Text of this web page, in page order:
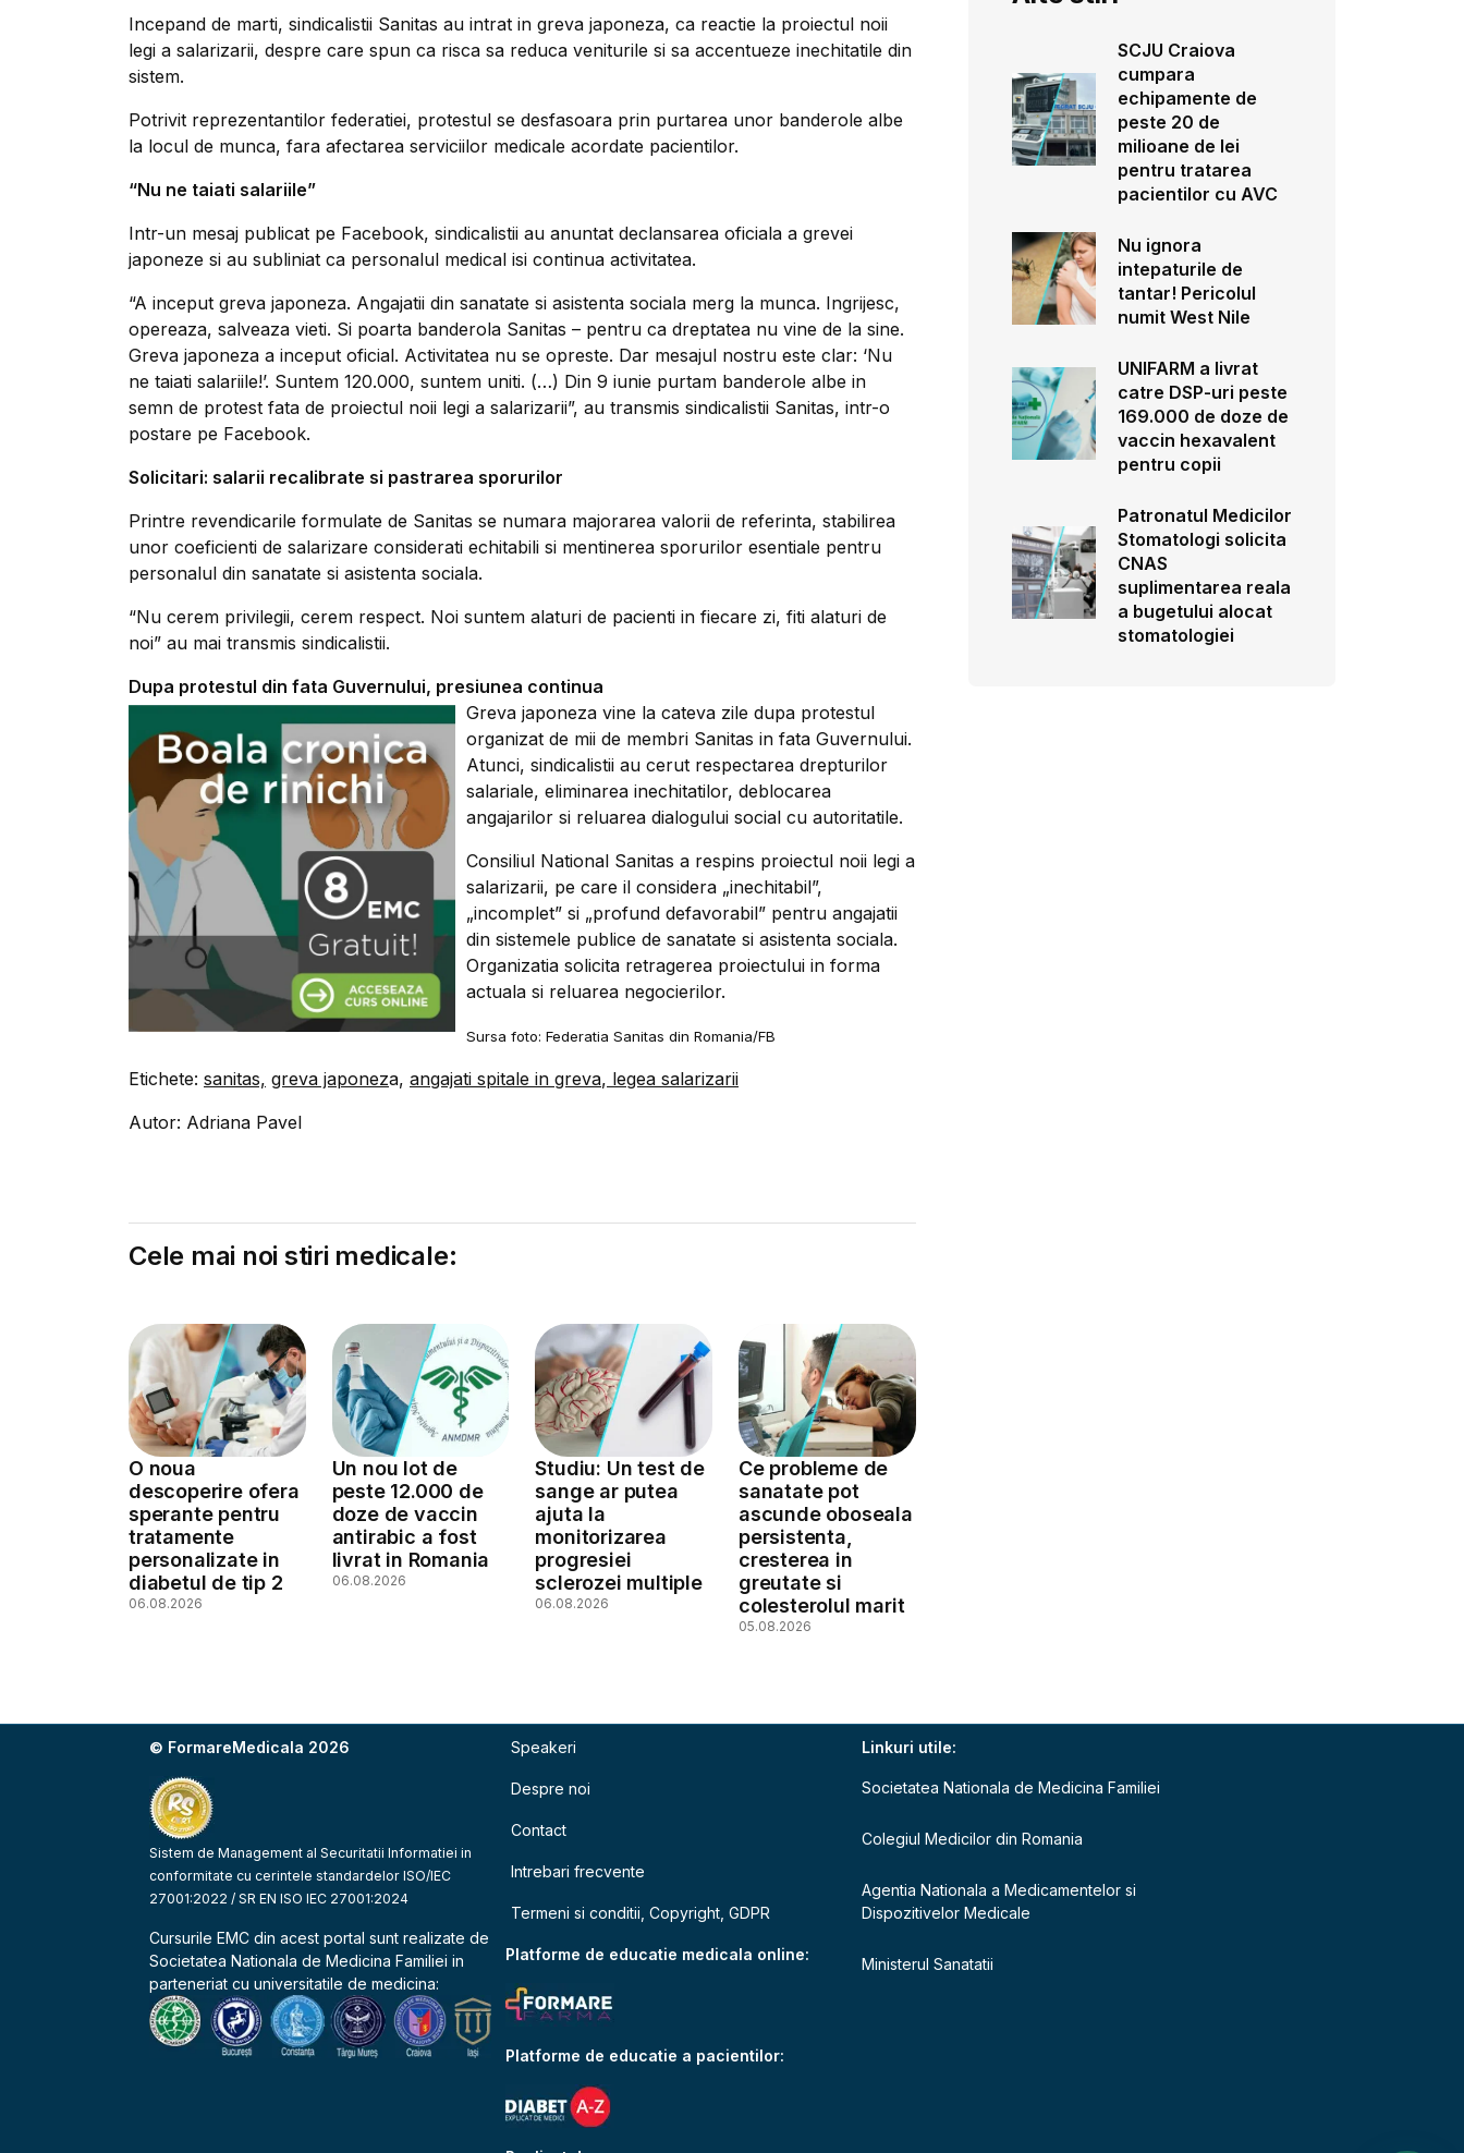
Incepand de marti, sindicalistii Sanitas au intrat in greva japoneza, ca reactie la proiectul noii
legi a salarizarii, despre care spun ca risca sa reduca veniturile si sa accentueze inechitatile din
sistem.
Potrivit reprezentantilor federatiei, protestul se desfasoara prin purtarea unor banderole albe
la locul de munca, fara afectarea serviciilor medicale acordate pacientilor.
“Nu ne taiati salariile”
Intr-un mesaj publicat pe Facebook, sindicalistii au anuntat declansarea oficiala a grevei
japoneze si au subliniat ca personalul medical isi continua activitatea.
“A inceput greva japoneza. Angajatii din sanatate si asistenta sociala merg la munca. Ingrijesc,
opereaza, salveaza vieti. Si poarta banderola Sanitas – pentru ca dreptatea nu vine de la sine.
Greva japoneza a inceput oficial. Activitatea nu se opreste. Dar mesajul nostru este clar: ‘Nu
ne taiati salariile!’. Suntem 120.000, suntem uniti. (…) Din 9 iunie purtam banderole albe in
semn de protest fata de proiectul noii legi a salarizarii”, au transmis sindicalistii Sanitas, intr-o
postare pe Facebook.
Solicitari: salarii recalibrate si pastrarea sporurilor
Printre revendicarile formulate de Sanitas se numara majorarea valorii de referinta, stabilirea
unor coeficienti de salarizare considerati echitabili si mentinerea sporurilor esentiale pentru
personalul din sanatate si asistenta sociala.
“Nu cerem privilegii, cerem respect. Noi suntem alaturi de pacienti in fiecare zi, fiti alaturi de
noi” au mai transmis sindicalistii.
Dupa protestul din fata Guvernului, presiunea continua
Greva japoneza vine la cateva zile dupa protestul
organizat de mii de membri Sanitas in fata Guvernului.
Atunci, sindicalistii au cerut respectarea drepturilor
salariale, eliminarea inechitatilor, deblocarea
angajarilor si reluarea dialogului social cu autoritatile.
Consiliul National Sanitas a respins proiectul noii legi a
salarizarii, pe care il considera „inechitabil”,
„incomplet” si „profund defavorabil” pentru angajatii
din sistemele publice de sanatate si asistenta sociala.
Organizatia solicita retragerea proiectului in forma
actuala si reluarea negocierilor.
Sursa foto: Federatia Sanitas din Romania/FB
Etichete: sanitas, greva japoneza, angajati spitale in greva, legea salarizarii
Autor: Adriana Pavel
Cele mai noi stiri medicale:
O noua
descoperire ofera
sperante pentru
tratamente
personalizate in
diabetul de tip 2
06.08.2026
Un nou lot de
peste 12.000 de
doze de vaccin
antirabic a fost
livrat in Romania
06.08.2026
Studiu: Un test de
sange ar putea
ajuta la
monitorizarea
progresiei
sclerozei multiple
06.08.2026
Ce probleme de
sanatate pot
ascunde oboseala
persistenta,
cresterea in
greutate si
colesterolul marit
05.08.2026
SCJU Craiova
cumpara
echipamente de
peste 20 de
milioane de lei
pentru tratarea
pacientilor cu AVC
Nu ignora
intepaturile de
tantar! Pericolul
numit West Nile
UNIFARM a livrat
catre DSP-uri peste
169.000 de doze de
vaccin hexavalent
pentru copii
Patronatul Medicilor
Stomatologi solicita
CNAS
suplimentarea reala
a bugetului alocat
stomatologiei
© FormareMedicala 2026
Sistem de Management al Securitatii Informatiei in
conformitate cu cerintele standardelor ISO/IEC
27001:2022 / SR EN ISO IEC 27001:2024
Cursurile EMC din acest portal sunt realizate de
Societatea Nationala de Medicina Familiei in
parteneriat cu universitatile de medicina:
Speakeri
Despre noi
Contact
Intrebari frecvente
Termeni si conditii, Copyright, GDPR
Platforme de educatie medicala online:
Platforme de educatie a pacientilor:
Linkuri utile:
Societatea Nationala de Medicina Familiei
Colegiul Medicilor din Romania
Agentia Nationala a Medicamentelor si
Dispozitivelor Medicale
Ministerul Sanatatii